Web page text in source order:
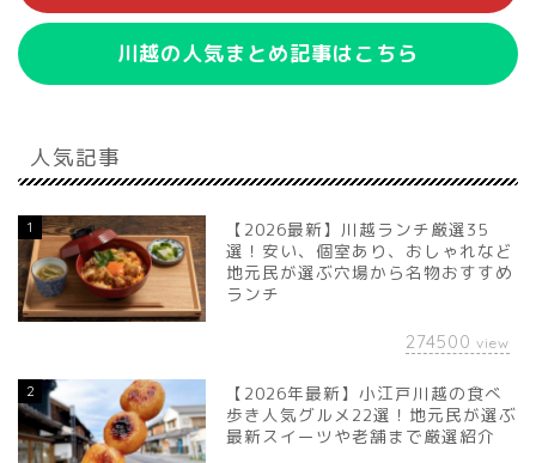
川越の人気まとめ記事はこちら
人気記事
1
【2026最新】川越ランチ厳選35
選！安い、個室あり、おしゃれなど
地元民が選ぶ穴場から名物おすすめ
ランチ
274500 view
2
【2026年最新】小江戸川越の食べ
歩き人気グルメ22選！地元民が選ぶ
最新スイーツや老舗まで厳選紹介